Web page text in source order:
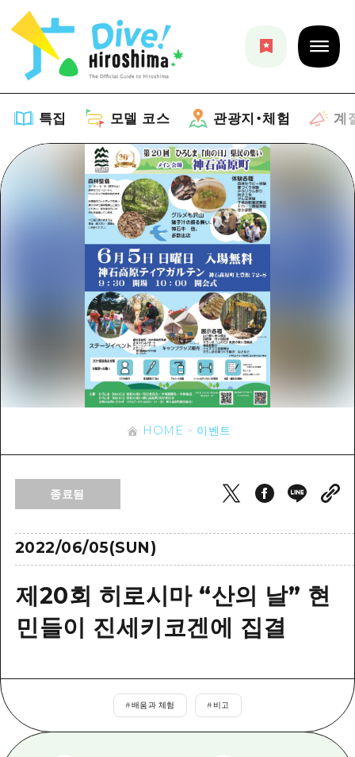
특집 모델 코스 관광지・체험 계
특집
목록
추천
아트
이벤트/축제
음식/술
사이클링
나이트 라이프
세계유산
배움과 체험
역사/문화
치유
모델 코스
목록
Dive! Hiroshima 공식 가이드
Hiroshima Moshimo Travel
히로시마시 주변
아키(安芸)
빈고(備後)
비북(備北)
야마구치(山口)현 동부
빠른 여행
당일치기
1박 2일
2박 3일
관광지・체험
목록
히로시마시 주변
아키(安芸)
빈고(備後)
비북(備北)
미야지마(宮島) 주변
야마구치(山口)현 동부
에히메(愛媛)현
시마네(島根)현
계절 정보
이벤트
유용한 정보
접근
보조 트래픽 요약
시설 혼잡 상황
수하물 보관 및 배송 서비스
HIROSHIMA FREE Wi-Fi
자원봉사 가이드
히로시마현내 매력을 동영상으로 소개!
HOME
HOME 이벤트
종료됨
2022/06/05(SUN)
제20회 히로시마 “산의 날” 현
민들이 진세키코겐에 집결
#배움과 체험 # 비고